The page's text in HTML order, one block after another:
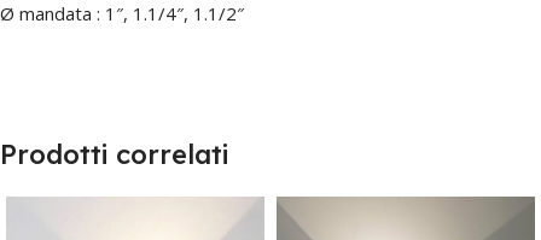
Ø mandata : 1″, 1.1/4″, 1.1/2″
Prodotti correlati